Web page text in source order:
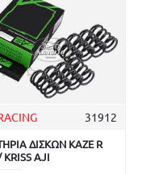
31912
ΔΙΣΚΩΝ KAZE R
KRISS AJI